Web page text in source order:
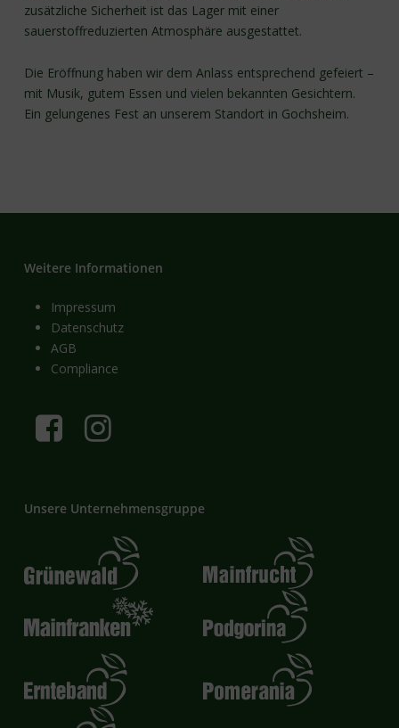
zusätzliche Sicherheit ist das Lager mit einer
sauerstoffreduzierten Atmosphäre ausgestattet.
Die Eröffnung haben wir dem Anlass entsprechend gefeiert –
mit Musik, gutem Essen und vielen bekannten Gesichtern.
Ein gelungenes Fest an unserem Standort in Gochsheim.
Weitere Informationen
Impressum
Datenschutz
AGB
Compliance
Unsere Unternehmensgruppe